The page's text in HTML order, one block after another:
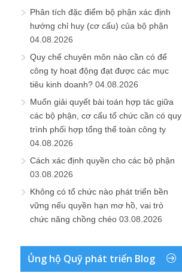
Phân tích đặc điểm bộ phận xác định
hướng chỉ huy (cơ cấu) của bộ phận
04.08.2026
Quy chế chuyên môn nào cần có để
công ty hoạt động đạt được các mục
tiêu kinh doanh? 04.08.2026
Muốn giải quyết bài toán hợp tác giữa
các bộ phận, cơ cấu tổ chức cần có quy
trình phối hợp tổng thể toàn công ty
04.08.2026
Cách xác định quyền cho các bộ phận
03.08.2026
Không có tổ chức nào phát triển bền
vững nếu quyền hạn mơ hồ, vai trò
chức năng chồng chéo 03.08.2026
Ủng hộ Quỹ phát triển Blog